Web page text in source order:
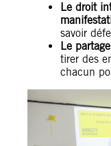
Le droit
savoir
Le
tirer des
chacun